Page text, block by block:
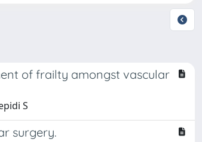
of frailty amongst vascular
S
surgery.